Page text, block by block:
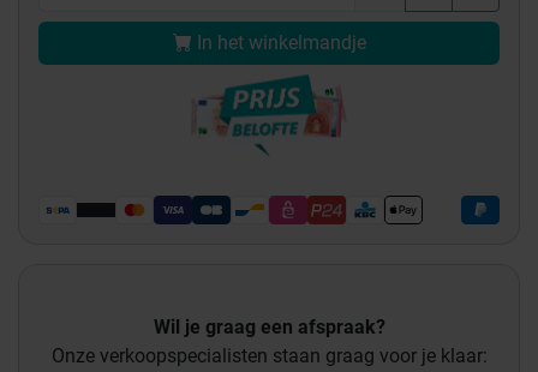
In het winkelmandje
Wil je graag een afspraak?
Onze verkoopspecialisten staan graag voor je klaar: